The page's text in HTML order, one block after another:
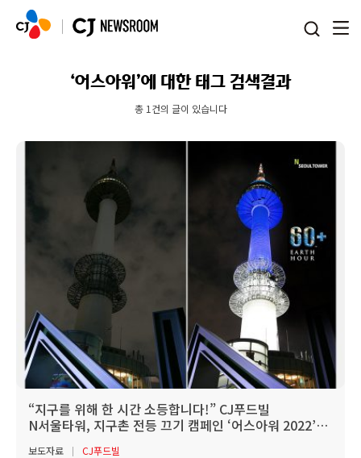
‘어스아워’에 대한 태그 검색결과
총 1건의 글이 있습니다
“지구를 위해 한 시간 소등합니다!” CJ푸드빌
N서울타워, 지구촌 전등 끄기 캠페인 ‘어스아워 2022’
보도자료
CJ푸드빌